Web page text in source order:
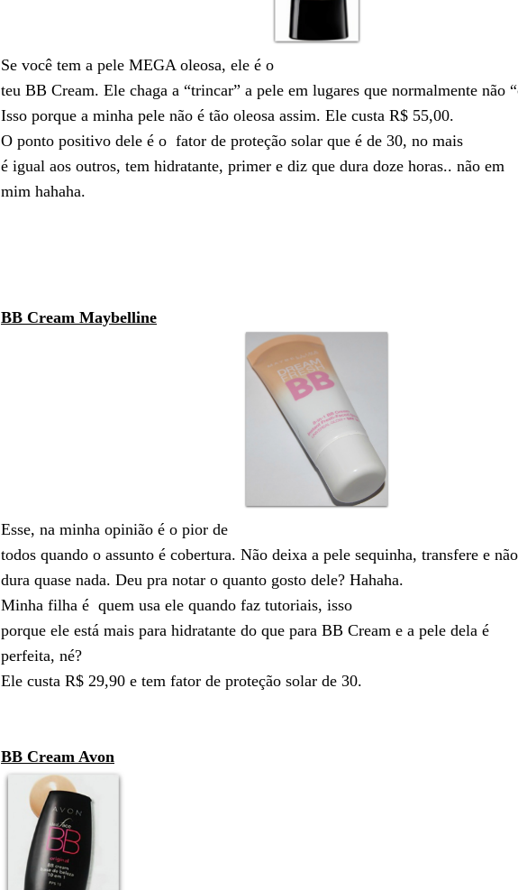
Se você tem a pele MEGA oleosa, ele é o
teu BB Cream. Ele chaga a “trincar” a pele em lugares que normalmente não
Isso porque a minha pele não é tão oleosa assim. Ele custa R$ 55,00.
O ponto positivo dele é o fator de proteção solar que é de 30, no mais
é igual aos outros, tem hidratante, primer e diz que dura doze horas.. não em
mim hahaha.
BB Cream Maybelline
Esse, na minha opinião é o pior de
todos quando o assunto é cobertura. Não deixa a pele sequinha, transfere e não
dura quase nada. Deu pra notar o quanto gosto dele? Hahaha.
Minha filha é quem usa ele quando faz tutoriais, isso
porque ele está mais para hidratante do que para BB Cream e a pele dela é
perfeita, né?
Ele custa R$ 29,90 e tem fator de proteção solar de 30.
BB Cream Avon